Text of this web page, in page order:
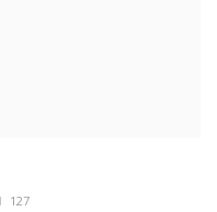
127